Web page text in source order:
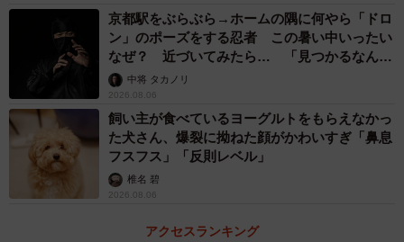
3/24
保護した妊婦猫が産んだ8匹の子猫たち。子猫たちの「家族探し」の結果
は…？（画像提供：黒猫クロさん）
生きた心地がしなかった
京都駅をぶらぶら→ホームの隅に何やら「ドロ
ン」のポーズをする忍者 この暑い中いったい
なぜ？ 近づいてみたら… 「見つかるなんて
未熟」中将 タカノリ
2026.08.06
飼い主が食べているヨーグルトをもらえなかっ
た犬さん、爆裂に拗ねた顔がかわいすぎ「鼻息
フスフス」「反則レベル」
椎名 碧
2026.08.06
アクセスランキング